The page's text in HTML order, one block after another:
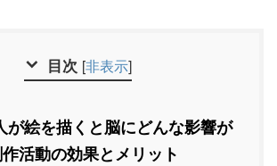
目次 [非表示]
が絵を描くと脳にどんな影響が
活動の効果とメリット